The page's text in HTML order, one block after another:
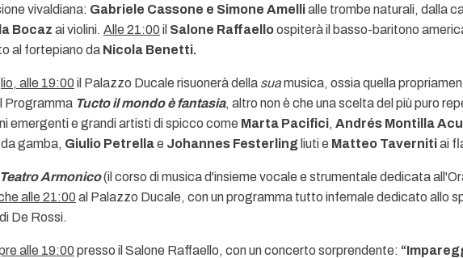
vivaldiana: Gabriele Cassone e Simone Amellialle trombe naturali, dalla
Bocaz ai violini. Alle 21:00 il Salone Raffaelloospiterà il basso-baritono
al fortepiano da Nicola Benetti.
alle 19:00 il Palazzo Ducale risuonerà della suamusica, ossia quella
Programma Tucto il mondo è fantasia, altro non è che una scelta del più puro
emergenti e grandi artisti di spicco come Marta Pacifici, Andrés Montilla
gamba, Giulio Petrellae Johannes Festerling liuti e Matteo Tavernitiai
Teatro Armonico(il corso di musica d'insieme vocale e strumentale dedicata
alle 21:00 al Palazzo Ducale, con un programma tutto infernale dedicato allo
di De Rossi.
alle 19:00 presso il Salone Raffaello, con un concerto sorprendente: